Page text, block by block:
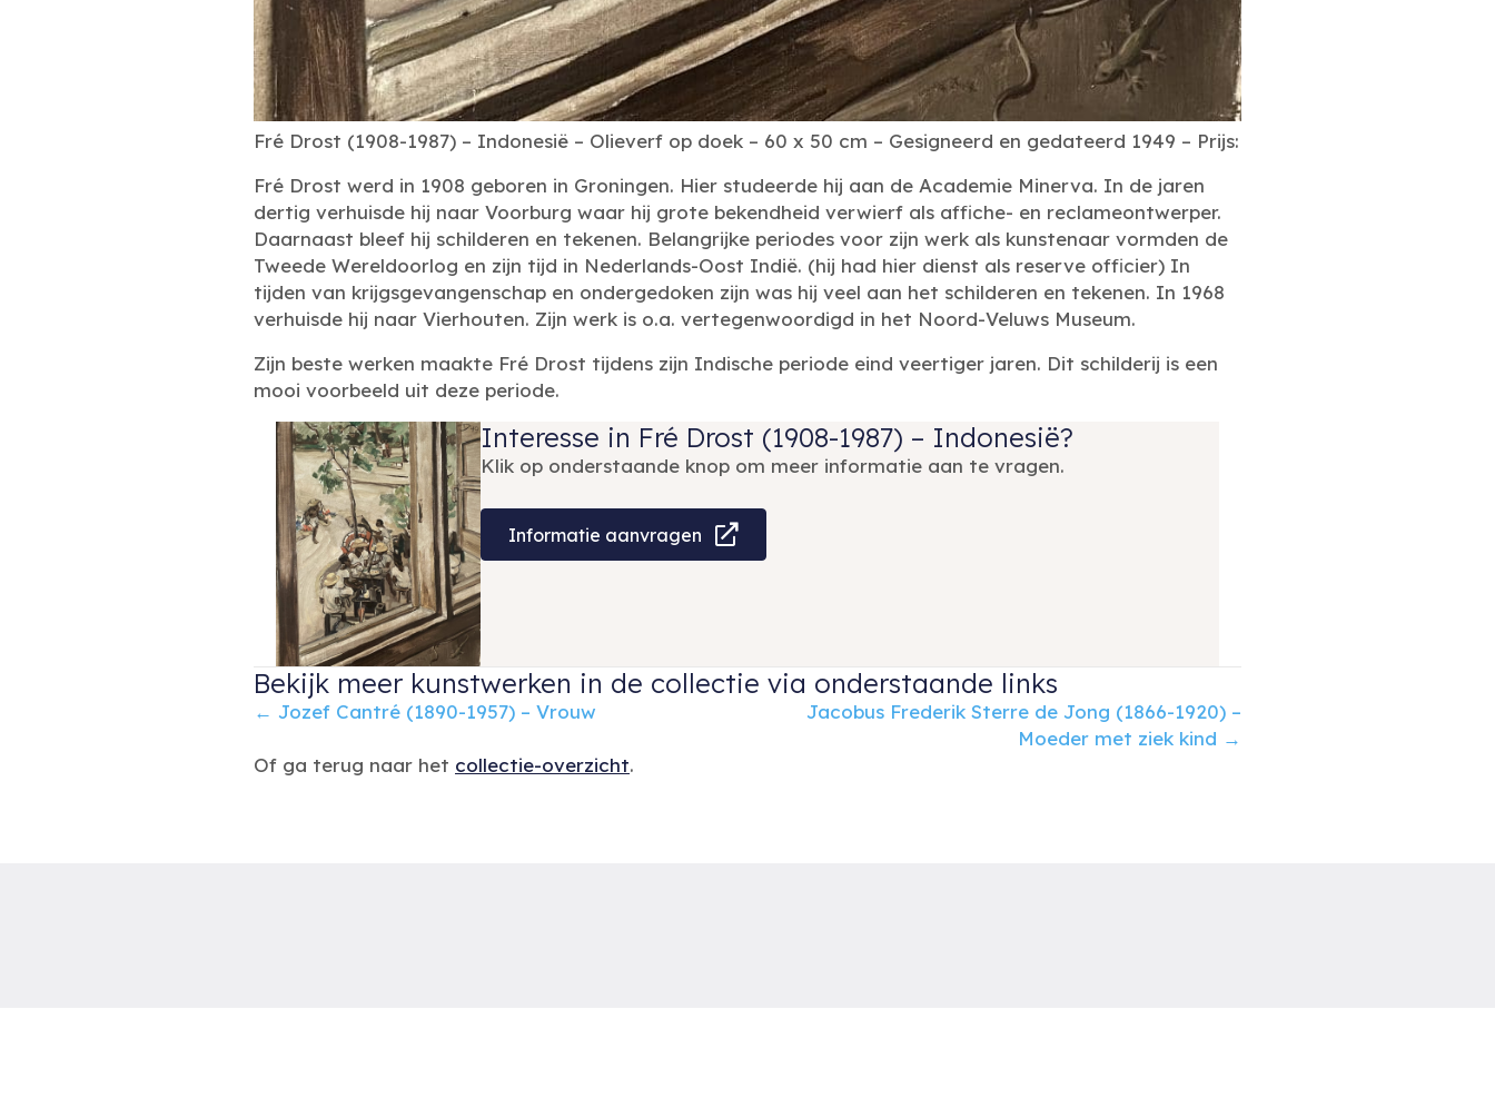
Fré Drost (1908-1987) – Indonesië – Olieverf op doek – 60 x 50 cm – Gesigneerd en gedateerd 1949 – Prijs:
Fré Drost werd in 1908 geboren in Groningen. Hier studeerde hij aan de Academie Minerva. In de jaren
dertig verhuisde hij naar Voorburg waar hij grote bekendheid verwierf als affiche- en reclameontwerper.
Daarnaast bleef hij schilderen en tekenen. Belangrijke periodes voor zijn werk als kunstenaar vormden de
Tweede Wereldoorlog en zijn tijd in Nederlands-Oost Indië. (hij had hier dienst als reserve officier) In
tijden van krijgsgevangenschap en ondergedoken zijn was hij veel aan het schilderen en tekenen. In 1968
verhuisde hij naar Vierhouten. Zijn werk is o.a. vertegenwoordigd in het Noord-Veluws Museum.
Zijn beste werken maakte Fré Drost tijdens zijn Indische periode eind veertiger jaren. Dit schilderij is een
mooi voorbeeld uit deze periode.
Interesse in Fré Drost (1908-1987) – Indonesië?
Klik op onderstaande knop om meer informatie aan te vragen.
Informatie aanvragen
Bekijk meer kunstwerken in de collectie via onderstaande links
Posts
navigation
← Jozef Cantré (1890-1957) – Vrouw
Jacobus Frederik Sterre de Jong (1866-1920) –
Moeder met ziek kind →
Of ga terug naar het collectie-overzicht.